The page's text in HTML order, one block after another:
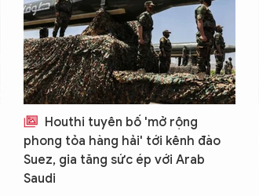
Houthi tuyên bố 'mở rộng
phong tỏa hàng hải' tới kênh đào
Suez, gia tăng sức ép với Arab
Saudi